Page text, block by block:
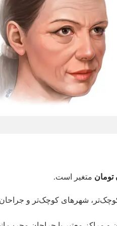
متغیر است.
به کلینیک‌های کوچک‌تر، شهرهای کوچک‌تر و